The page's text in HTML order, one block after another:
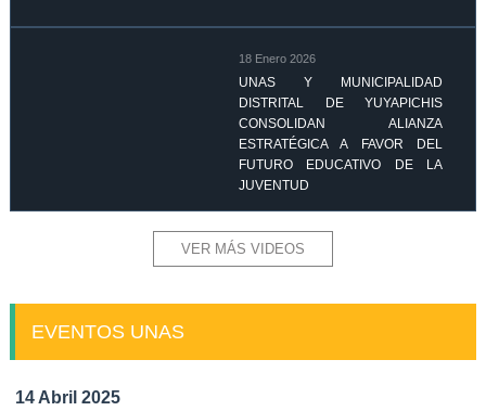
18 Enero 2026
UNAS Y MUNICIPALIDAD
DISTRITAL DE YUYAPICHIS
CONSOLIDAN ALIANZA
ESTRATÉGICA A FAVOR DEL
FUTURO EDUCATIVO DE LA
JUVENTUD
VER MÁS VIDEOS
EVENTOS UNAS
14 Abril 2025